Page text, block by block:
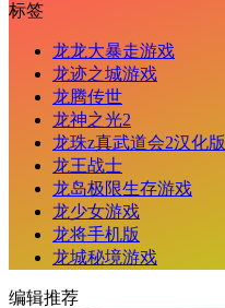
标签
龙龙大暴走游戏
龙迹之城游戏
龙腾传世
龙神之光2
龙珠z真武道会2汉化版
龙王战士
龙岛极限生存游戏
龙少女游戏
龙将手机版
龙城秘境游戏
编辑推荐